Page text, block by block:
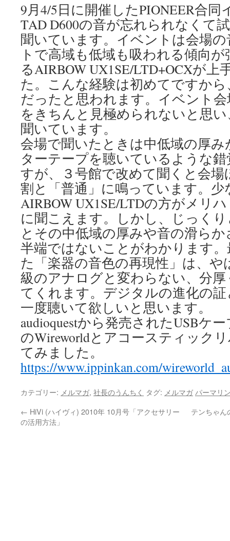
9月4/5日に開催したPIONEER合
TAD D600の音が忘れられなくて
聞いています。イベントは会場
トで高域も低域も吸われる傾向
るAIRBOW UX1SE/LTD+OCXが
た。こんな経験は初めてですか
だったと思われます。イベント
をきちんと見極められないと思
聞いています。
会場で聞いたときは中低域の厚
ターテープを聴いているような
すが、３号館で改めて聞くと会
割と「普通」に鳴っています。
AIRBOW UX1SE/LTDの方がメリ
に聞こえます。しかし、じっく
とその中低域の厚みや音の滑ら
半端ではないことがわかります
た「楽器の音色の再現性」は、
級のアナログと変わらない、分
てくれます。デジタルの進化の
一度聴いて欲しいと思います。
audioquestから発売されたUSBケ
のWireworldとアコースティック
てみました。
https://www.ippinkan.com/
カテゴリー: メルマガ, 社長のうんちく タグ: メルマガ パーマリ
← HiVi (ハイヴィ) 2010年 10月号「アクセサリー
の活用方法」
テンちゃ